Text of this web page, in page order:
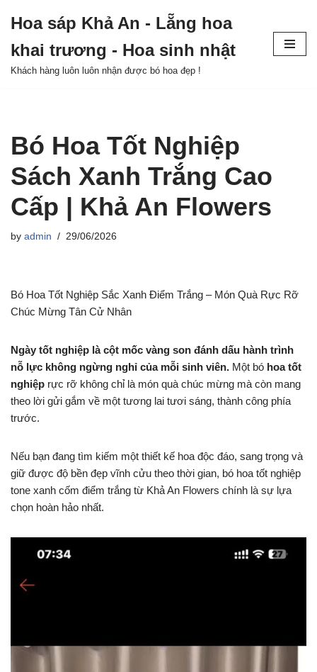
to
content
Hoa sáp Khả An - Lẵng hoa
khai trương - Hoa sinh nhật
Khách hàng luôn luôn nhận được bó hoa đẹp !
Bó Hoa Tốt Nghiệp
Sách Xanh Trắng Cao
Cấp | Khả An Flowers
by admin 29/06/2026
Bó Hoa Tốt Nghiệp Sắc Xanh Điểm Trắng – Món Quà Rực Rỡ
Chúc Mừng Tân Cử Nhân
Ngày tốt nghiệp là cột mốc vàng son đánh dấu hành trình
nỗ lực không ngừng nghỉ của mỗi sinh viên. Một bó hoa tốt
nghiệp rực rỡ không chỉ là món quà chúc mừng mà còn mang
theo lời gửi gắm về một tương lai tươi sáng, thành công phía
trước.
Nếu bạn đang tìm kiếm một thiết kế hoa độc đáo, sang trọng và
giữ được độ bền đẹp vĩnh cửu theo thời gian, bó hoa tốt nghiệp
tone xanh cốm điểm trắng từ Khả An Flowers chính là sự lựa
chọn hoàn hảo nhất.